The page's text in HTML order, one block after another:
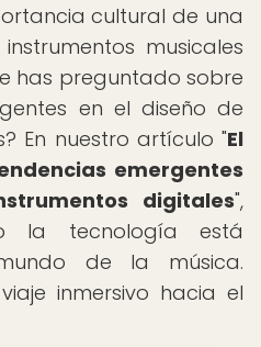
cultural de una
musicales
has preguntado sobre
en el diseño de
En nuestro artículo "El
emergentes
digitales",
la tecnología está
de la música.
inmersivo hacia el